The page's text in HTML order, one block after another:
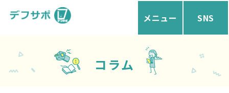
メニュー SNS
コラム